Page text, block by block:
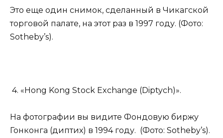
Это еще один снимок, сделанный в Чикагской
торговой палате, на этот раз в 1997 году. (Фото:
Sotheby’s).
4. «Hong Kong Stock Exchange (Diptych)».
На фотографии вы видите Фондовую биржу
Гонконга (диптих) в 1994 году. (Фото: Sotheby’s).